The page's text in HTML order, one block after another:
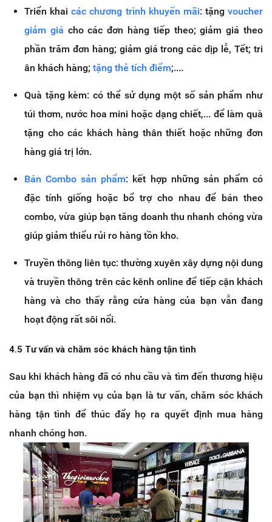
Triển khaicác chương trình khuyến mãi: tặng voucher
giảm giá cho các đơn hàng tiếp theo; giảm giá theo
phần trăm đơn hàng; giảm giá trong các dịp lễ, Tết; tri
ân khách hàng; tặng thẻ tích điểm;....
Quà tặng kèm: có thể sử dụng một số sản phẩm như
túi thơm, nước hoa mini hoặc dạng chiết,... để làm quà
tặng cho các khách hàng thân thiết hoặc những đơn
hàng giá trị lớn.
Bán Combo sản phẩm: kết hợp những sản phẩm có
đặc tính giống hoặc bổ trợ cho nhau để bán theo
combo, vừa giúp bạn tăng doanh thu nhanh chóng vừa
giúp giảm thiểu rủi ro hàng tồn kho.
Truyền thông liên tục: thường xuyên xây dựng nội dung
và truyền thông trên các kênh online để tiếp cận khách
hàng và cho thấy rằng cửa hàng của bạn vẫn đang
hoạt động rất sôi nổi.
4.5 Tư vấn và chăm sóc khách hàng tận tình
Sau khi khách hàng đã có nhu cầu và tìm đến thương hiệu
của bạn thì nhiệm vụ của bạn là tư vấn, chăm sóc khách
hàng tận tình để thúc đẩy họ ra quyết định mua hàng
nhanh chóng hơn.